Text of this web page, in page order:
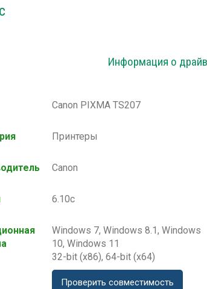
Информация о
Canon PIXMA TS207
Принтеры
Canon
6.10c
Windows 7, Windows 8.1, Windows
10, Windows 11
32-bit (x86), 64-bit (x64)
Проверить совместимость